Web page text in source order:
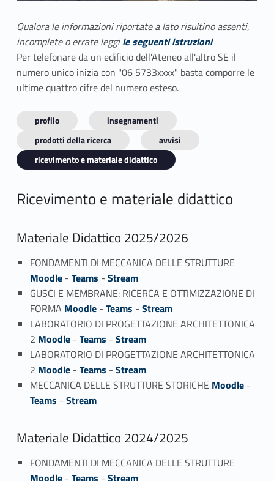
Qualora le informazioni riportate a lato risultino assenti,
incomplete o errate leggile seguenti istruzioni
Per telefonare da un edificio dell'Ateneo all'altro SE il
numero unico inizia con "06 5733xxxx" basta comporre le
ultime quattro cifre del numero esteso.
profilo
insegnamenti
prodotti della ricerca
avvisi
ricevimento e materiale didattico
Ricevimento e materiale didattico
Materiale Didattico 2025/2026
FONDAMENTI DI MECCANICA DELLE STRUTTURE
Moodle- Teams - Stream
GUSCI E MEMBRANE: RICERCA E OTTIMIZZAZIONE DI
FORMA Moodle- Teams - Stream
LABORATORIO DI PROGETTAZIONE ARCHITETTONICA
2 Moodle- Teams - Stream
LABORATORIO DI PROGETTAZIONE ARCHITETTONICA
2 Moodle- Teams - Stream
MECCANICA DELLE STRUTTURE STORICHE Moodle-
Teams - Stream
Materiale Didattico 2024/2025
FONDAMENTI DI MECCANICA DELLE STRUTTURE
Moodle- Teams - Stream